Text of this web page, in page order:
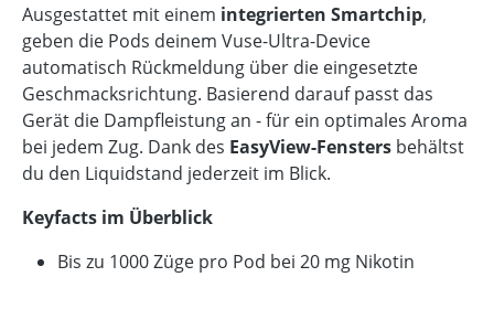
Ausgestattet mit einem integrierten Smartchip,
geben die Pods deinem Vuse-Ultra-Device
automatisch Rückmeldung über die eingesetzte
Geschmacksrichtung. Basierend darauf passt das
Gerät die Dampfleistung an - für ein optimales Aroma
bei jedem Zug. Dank des EasyView-Fensters behältst
du den Liquidstand jederzeit im Blick.
Keyfacts im Überblick
Bis zu 1000 Züge pro Pod bei 20 mg Nikotin